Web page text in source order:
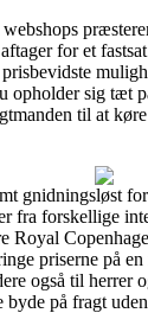
for et
opholder sig tæt
til at
gnidningsløst
fra forskellige
Royal
priserne på
også til herrer
byde på fragt